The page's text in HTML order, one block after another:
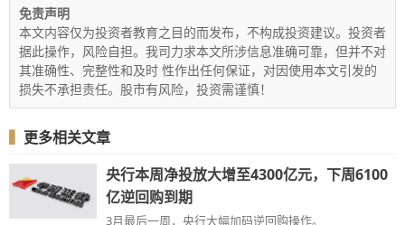
免责声明
本文内容仅为投资者教育之目的而发布，不构成投资建议。投资者
据此操作，风险自担。我司力求本文所涉信息准确可靠，但并不对
其准确性、完整性和及时 性作出任何保证，对因使用本文引发的
损失不承担责任。股市有风险，投资需谨慎！
更多相关文章
央行本周净投放大增至4300亿元，下周6100
亿逆回购到期
3月最后一周，央行大幅加码逆回购操作。